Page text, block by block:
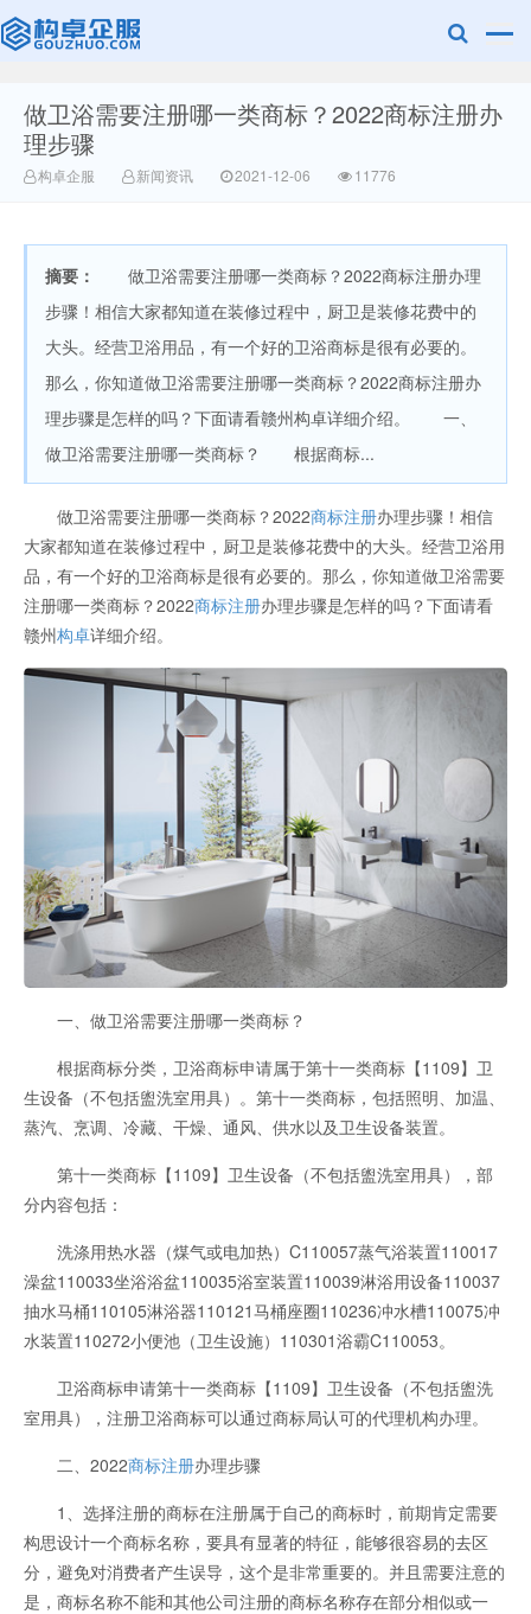
广美明度文化
做卫浴需要注册哪一类商标？2022商标注册办
理步骤
构卓企服 新闻资讯 2021-12-06 11776
摘要：
做卫浴需要注册哪一类商标？2022商标注册办理
步骤！相信大家都知道在装修过程中，厨卫是装修花费中的
大头。经营卫浴用品，有一个好的卫浴商标是很有必要的。
那么，你知道做卫浴需要注册哪一类商标？2022商标注册办
理步骤是怎样的吗？下面请看赣州构卓详细介绍。 一、
做卫浴需要注册哪一类商标？ 根据商标...
做卫浴需要注册哪一类商标？2022商标注册办理步骤！相信
大家都知道在装修过程中，厨卫是装修花费中的大头。经营卫浴用
品，有一个好的卫浴商标是很有必要的。那么，你知道做卫浴需要
注册哪一类商标？2022商标注册办理步骤是怎样的吗？下面请看
赣州构卓详细介绍。
一、做卫浴需要注册哪一类商标？
根据商标分类，卫浴商标申请属于第十一类商标【1109】卫
生设备（不包括盥洗室用具）。第十一类商标，包括照明、加温、
蒸汽、烹调、冷藏、干燥、通风、供水以及卫生设备装置。
第十一类商标【1109】卫生设备（不包括盥洗室用具），部
分内容包括：
洗涤用热水器（煤气或电加热）C110057蒸气浴装置110017
澡盆110033坐浴浴盆110035浴室装置110039淋浴用设备110037
抽水马桶110105淋浴器110121马桶座圈110236冲水槽110075冲
水装置110272小便池（卫生设施）110301浴霸C110053。
卫浴商标申请第十一类商标【1109】卫生设备（不包括盥洗
室用具），注册卫浴商标可以通过商标局认可的代理机构办理。
二、2022商标注册办理步骤
1、选择注册的商标在注册属于自己的商标时，前期肯定需要
构思设计一个商标名称，要具有显著的特征，能够很容易的去区
分，避免对消费者产生误导，这个是非常重要的。并且需要注意的
是，商标名称不能和其他公司注册的商标名称存在部分相似或一